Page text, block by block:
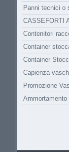
Panni tecnici o
CASSEFORTI
Contenitori
Container
Container
Capienza
Promozione
Ammortamento